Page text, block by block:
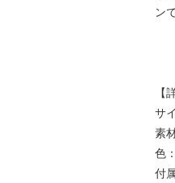
ン
【
サ
素
色
付